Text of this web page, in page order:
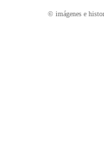
© imágenes e